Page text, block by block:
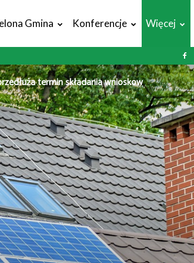
Gmina Konferencje Więcej
termin składania wniosków